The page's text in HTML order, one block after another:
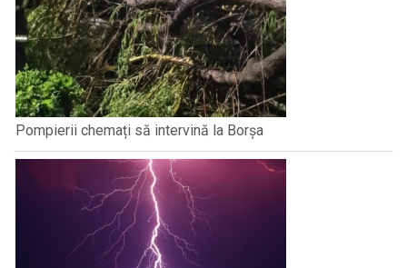
Pompierii chemați să intervină la Borșa